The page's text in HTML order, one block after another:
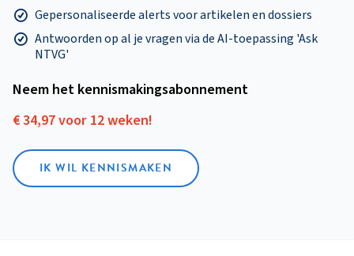
Gepersonaliseerde alerts voor artikelen en dossiers
Antwoorden op al je vragen via de AI-toepassing 'Ask
NTVG'
Neem het kennismakings­abonnement
€ 34,97 voor 12 weken!
IK WIL KENNISMAKEN